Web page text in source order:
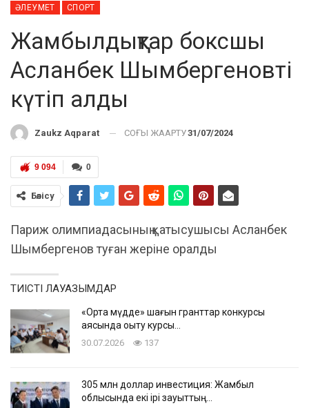
ӘЛЕУМЕТ СПОРТ
Жамбылдықтар боксшы
Асланбек Шымбергеновті
күтіп алды
Zaukz Aqparat СОҢҒЫ ЖАҢАРТУ31/07/2024
0
9 094
Бөлісу
Париж олимпиадасының қатысушысы Асланбек
Шымбергенов туған жеріне оралды
ТИІСТІ ЛАУАЗЫМДАР
«Ортақ мүдде» шағын гранттар конкурсы
аясында оқыту курсы…
30.07.2026 137
305 млн доллар инвестиция: Жамбыл
облысында екі ірі зауыттың…